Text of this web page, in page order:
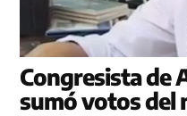
Congresista de
sumó votos del